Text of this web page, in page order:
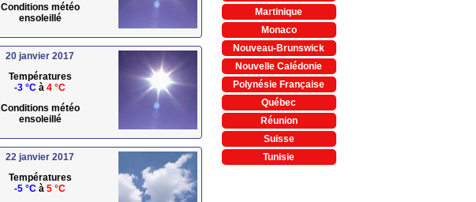
Conditions météo
ensoleillé
20 janvier 2017
Températures
-3 °C à 4 °C
Conditions météo
ensoleillé
22 janvier 2017
Températures
-5 °C à 5 °C
Martinique
Monaco
Nouveau-Brunswick
Nouvelle Calédonie
Polynésie Française
Québec
Réunion
Suisse
Tunisie